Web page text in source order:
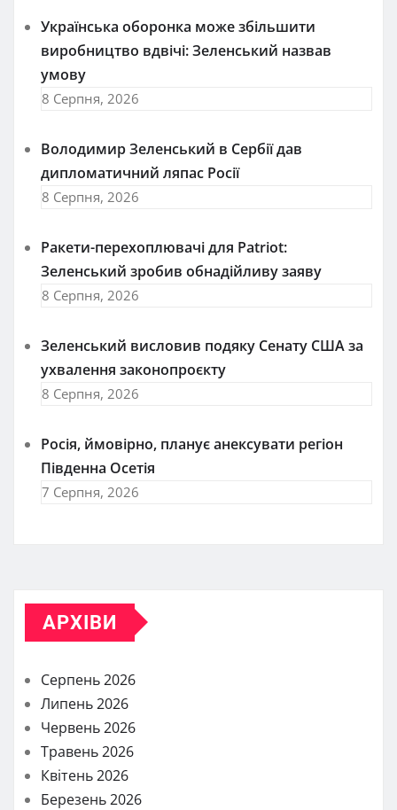
Українська оборонка може збільшити
виробництво вдвічі: Зеленський назвав
умову
8 Серпня, 2026
Володимир Зеленський в Сербії дав
дипломатичний ляпас Росії
8 Серпня, 2026
Ракети-перехоплювачі для Patriot:
Зеленський зробив обнадійливу заяву
8 Серпня, 2026
Зеленський висловив подяку Сенату США за
ухвалення законопроєкту
8 Серпня, 2026
Росія, ймовірно, планує анексувати регіон
Південна Осетія
7 Серпня, 2026
АРХІВИ
Серпень 2026
Липень 2026
Червень 2026
Травень 2026
Квітень 2026
Березень 2026